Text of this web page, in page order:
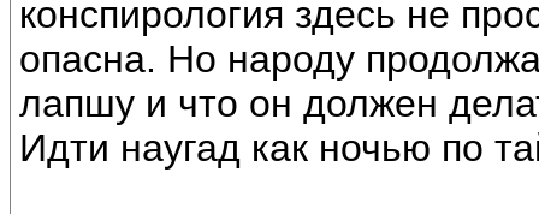
конспирология здесь не
опасна. Но народу
лапшу и что он должен
Идти наугад как ночью по